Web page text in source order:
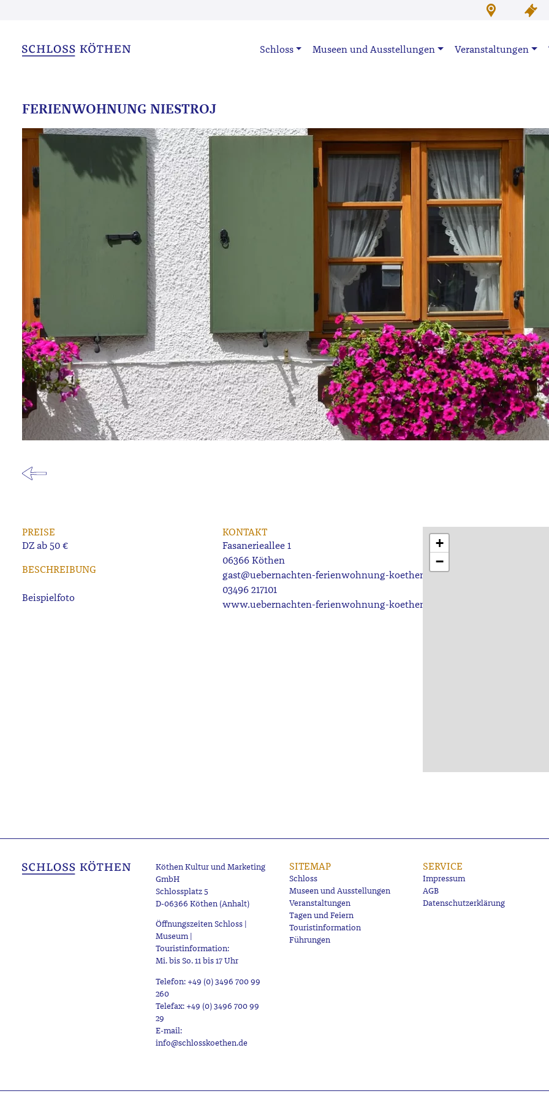
Schloss Museen und Ausstellungen Veranstaltungen
FERIENWOHNUNG NIESTROJ
PREISE
DZ ab 50 €
BESCHREIBUNG
KONTAKT
Fasanerieallee 1
06366 Köthen
gast@uebernachten-ferienwohnung-koethen.de
03496 217101
www.uebernachten-ferienwohnung-koethen.de
+
−
Köthen Kultur und Marketing
GmbH
Schlossplatz 5
D-06366 Köthen (Anhalt)
Öffnungszeiten Schloss |
Museum |
Touristinformation:
Mi. bis So. 11 bis 17 Uhr
Telefon: +49 (0) 3496 700 99
260
Telefax: +49 (0) 3496 700 99
29
E-mail:
info@schlosskoethen.de
SITEMAP
Schloss
Museen und Ausstellungen
Veranstaltungen
Tagen und Feiern
Touristinformation
Führungen
SERVICE
Impressum
AGB
Datenschutzerklärung